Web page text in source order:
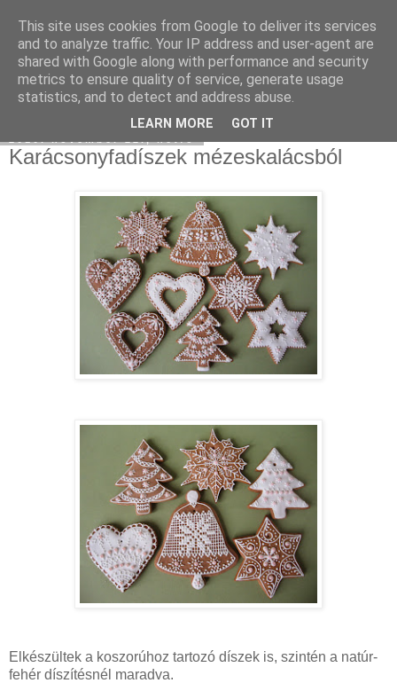
Moha Konyha
Karácsonyfadíszek mézeskalácsból
Elkészültek a koszorúhoz tartozó díszek is, szintén a natúr-
fehér díszítésnél maradva.
This site uses cookies from Google to deliver its services
and to analyze traffic. Your IP address and user-agent are
shared with Google along with performance and security
metrics to ensure quality of service, generate usage
statistics, and to detect and address abuse.
LEARN MORE GOT IT